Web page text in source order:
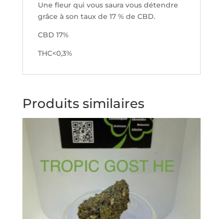
Une fleur qui vous saura vous détendre
grâce à son taux de 17 % de CBD.
CBD 17%
THC<0,3%
Produits similaires